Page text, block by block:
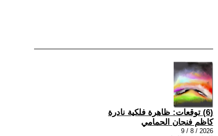
(6) توقعات: ظاهرة فلكية نادرة
كاظم فنجان الحمامي
2026 / 8 / 9